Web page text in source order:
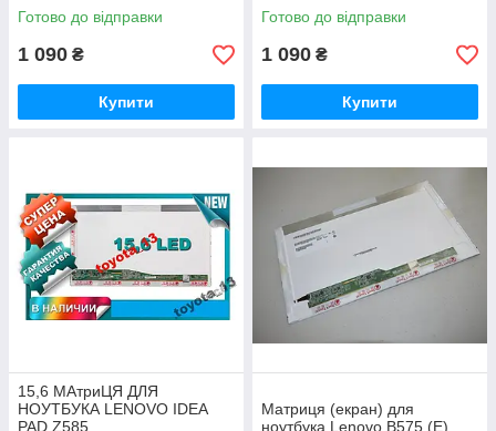
Готово до відправки
1 090 ₴
Купити
Готово до відправки
1 090 ₴
Купити
15,6 МАтриЦЯ ДЛЯ
НОУТБУКА LENOVO IDEA
PAD Z585
Матриця (екран) для
ноутбука Lenovo B575 (E)